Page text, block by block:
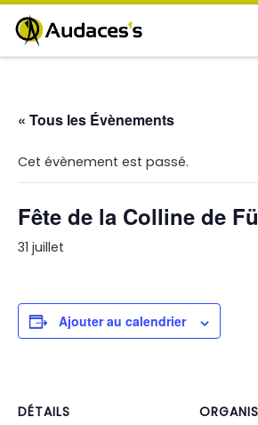
Passer au contenu
« Tous les Évènements
Cet évènement est passé.
Fête de la Colline de
31 juillet
Ajouter au calendrier
DÉTAILS